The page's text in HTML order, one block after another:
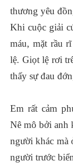
thương yêu
Khi cuộc giải
máu, mặt rầu
lệ. Giọt lệ rơi
thấy sự đau
Em rất cảm
Nê mô bởi anh
người khác mà
người trước